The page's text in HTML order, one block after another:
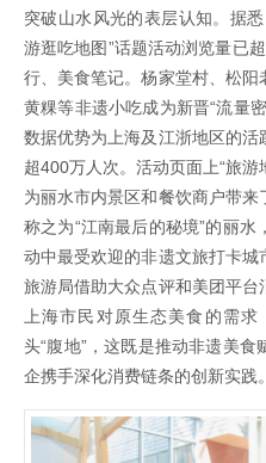
突破山水风光的表层认知。据
游逛吃地图”话题活动浏览量已
行、美食笔记。杨家堂村、松
黄粿等非遗小吃成为新晋“流量
数据优势为上海及江浙地区的
超400万人次。活动页面上“旅游
为丽水市内景区和餐饮商户带
称之为“江南最后的秘境”的丽
动中最受欢迎的非遗文旅打卡
旅游局借助大众点评和美团平
上海市民对原生态美食的需
头“腹地”，这既是推动非遗美
企携手深化消费链条的创新实践。